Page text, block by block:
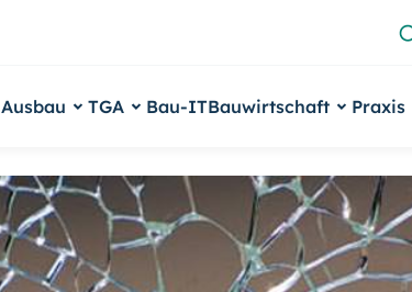
Ausbau TGA Bau-ITBauwirtschaft Praxis